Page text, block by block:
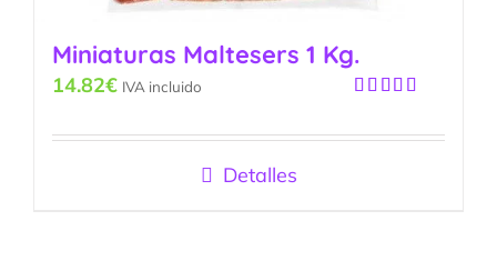
Miniaturas Maltesers 1 Kg.
5
14.82€ IVA incluido
Detalles